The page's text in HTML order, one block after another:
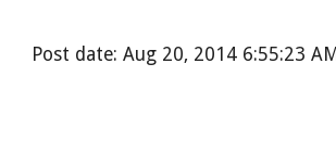
Post date: Aug 20, 2014 6:55:23 AM